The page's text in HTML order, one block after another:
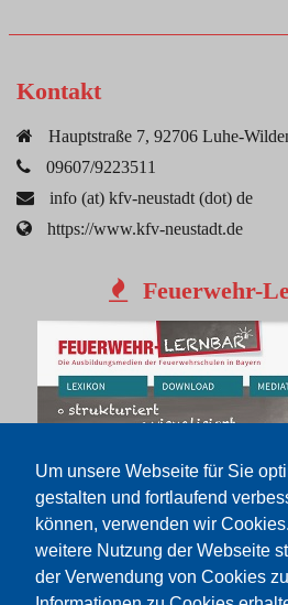
Um unsere Webseite für Sie
gestalten und fortlaufend
können, verwenden wir
weitere Nutzung der Webseite
der Verwendung von Cookies
Kontakt
Hauptstraße 7, 92706 Luhe-
09607/9223511
info (at) kfv-neustadt (dot) de
https://www.kfv-neustadt.de
Feuerwehr-
Impressum